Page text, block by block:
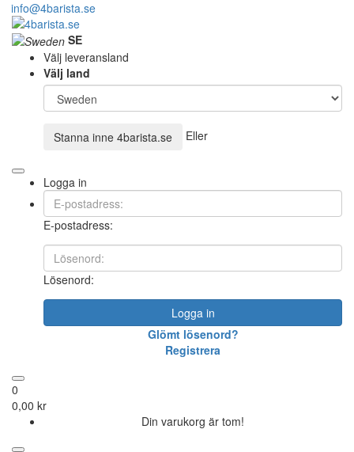
info@4barista.se
SE
Välj leveransland
Välj land
Stanna inne 4barista.se Eller
Logga in
E-postadress:
Lösenord:
Logga in
Glömt lösenord?
Registrera
0
0,00 kr
Din varukorg är tom!